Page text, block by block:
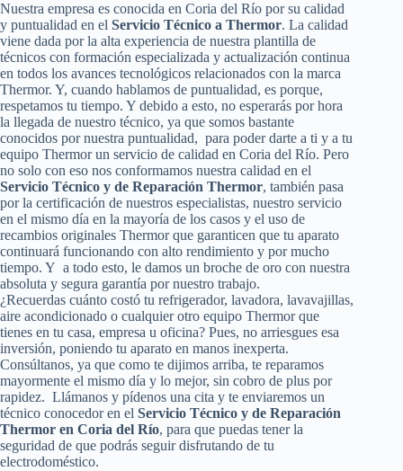
Nuestra empresa es conocida en Coria del Río por su calidad
y puntualidad en el Servicio Técnico a Thermor. La calidad
viene dada por la alta experiencia de nuestra plantilla de
técnicos con formación especializada y actualización continua
en todos los avances tecnológicos relacionados con la marca
Thermor. Y, cuando hablamos de puntualidad, es porque,
respetamos tu tiempo. Y debido a esto, no esperarás por hora
la llegada de nuestro técnico, ya que somos bastante
conocidos por nuestra puntualidad, para poder darte a ti y a tu
equipo Thermor un servicio de calidad en Coria del Río. Pero
no solo con eso nos conformamos nuestra calidad en el
Servicio Técnico y de Reparación Thermor, también pasa
por la certificación de nuestros especialistas, nuestro servicio
en el mismo día en la mayoría de los casos y el uso de
recambios originales Thermor que garanticen que tu aparato
continuará funcionando con alto rendimiento y por mucho
tiempo. Y a todo esto, le damos un broche de oro con nuestra
absoluta y segura garantía por nuestro trabajo.
¿Recuerdas cuánto costó tu refrigerador, lavadora, lavavajillas,
aire acondicionado o cualquier otro equipo Thermor que
tienes en tu casa, empresa u oficina? Pues, no arriesgues esa
inversión, poniendo tu aparato en manos inexperta.
Consúltanos, ya que como te dijimos arriba, te reparamos
mayormente el mismo día y lo mejor, sin cobro de plus por
rapidez. Llámanos y pídenos una cita y te enviaremos un
técnico conocedor en el Servicio Técnico y de Reparación
Thermor en Coria del Río, para que puedas tener la
seguridad de que podrás seguir disfrutando de tu
electrodoméstico.